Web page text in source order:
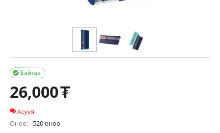
Байгаа

26,000₮
Асууя
Оноо:
520 оноо